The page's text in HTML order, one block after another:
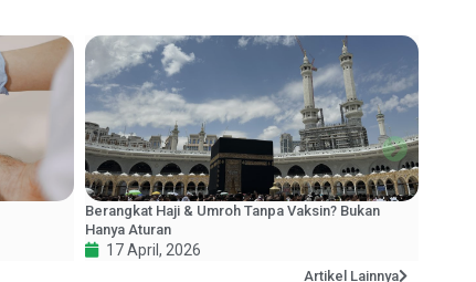
Berangkat Haji & Umroh Tanpa Vaksin? Bukan
Hanya Aturan
17 April, 2026
Artikel Lainnya